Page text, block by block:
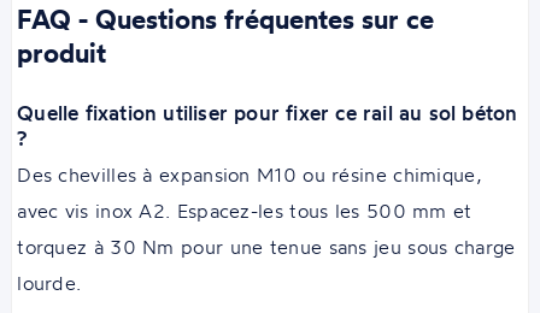
FAQ - Questions fréquentes sur ce
produit
Quelle fixation utiliser pour fixer ce rail au sol béton
?
Des chevilles à expansion M10 ou résine chimique,
avec vis inox A2. Espacez-les tous les 500 mm et
torquez à 30 Nm pour une tenue sans jeu sous charge
lourde.